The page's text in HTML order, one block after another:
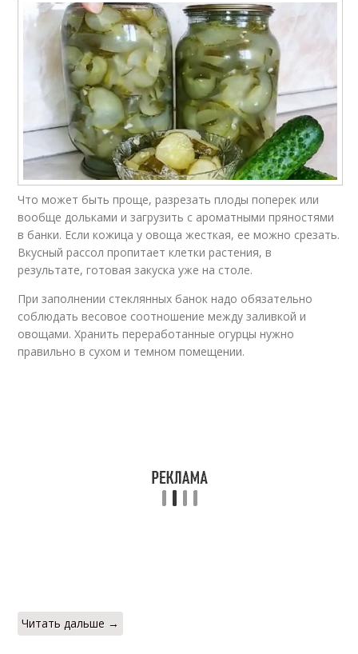
Что может быть проще, разрезать плоды поперек или
вообще дольками и загрузить с ароматными пряностями
в банки. Если кожица у овоща жесткая, ее можно срезать.
Вкусный рассол пропитает клетки растения, в
результате, готовая закуска уже на столе.
При заполнении стеклянных банок надо обязательно
соблюдать весовое соотношение между заливкой и
овощами. Хранить переработанные огурцы нужно
правильно в сухом и темном помещении.
Читать дальше →